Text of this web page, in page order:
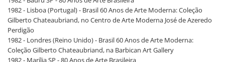
1982 - Lisboa (Portugal) - Brasil 60 Anos de Arte Moderna: Coleção
Gilberto Chateaubriand, no Centro de Arte Moderna José de Azeredo
Perdigão
1982 - Londres (Reino Unido) - Brasil 60 Anos de Arte Moderna:
Coleção Gilberto Chateaubriand, na Barbican Art Gallery
1982 - Marília SP - 80 Anos de Arte Brasileira